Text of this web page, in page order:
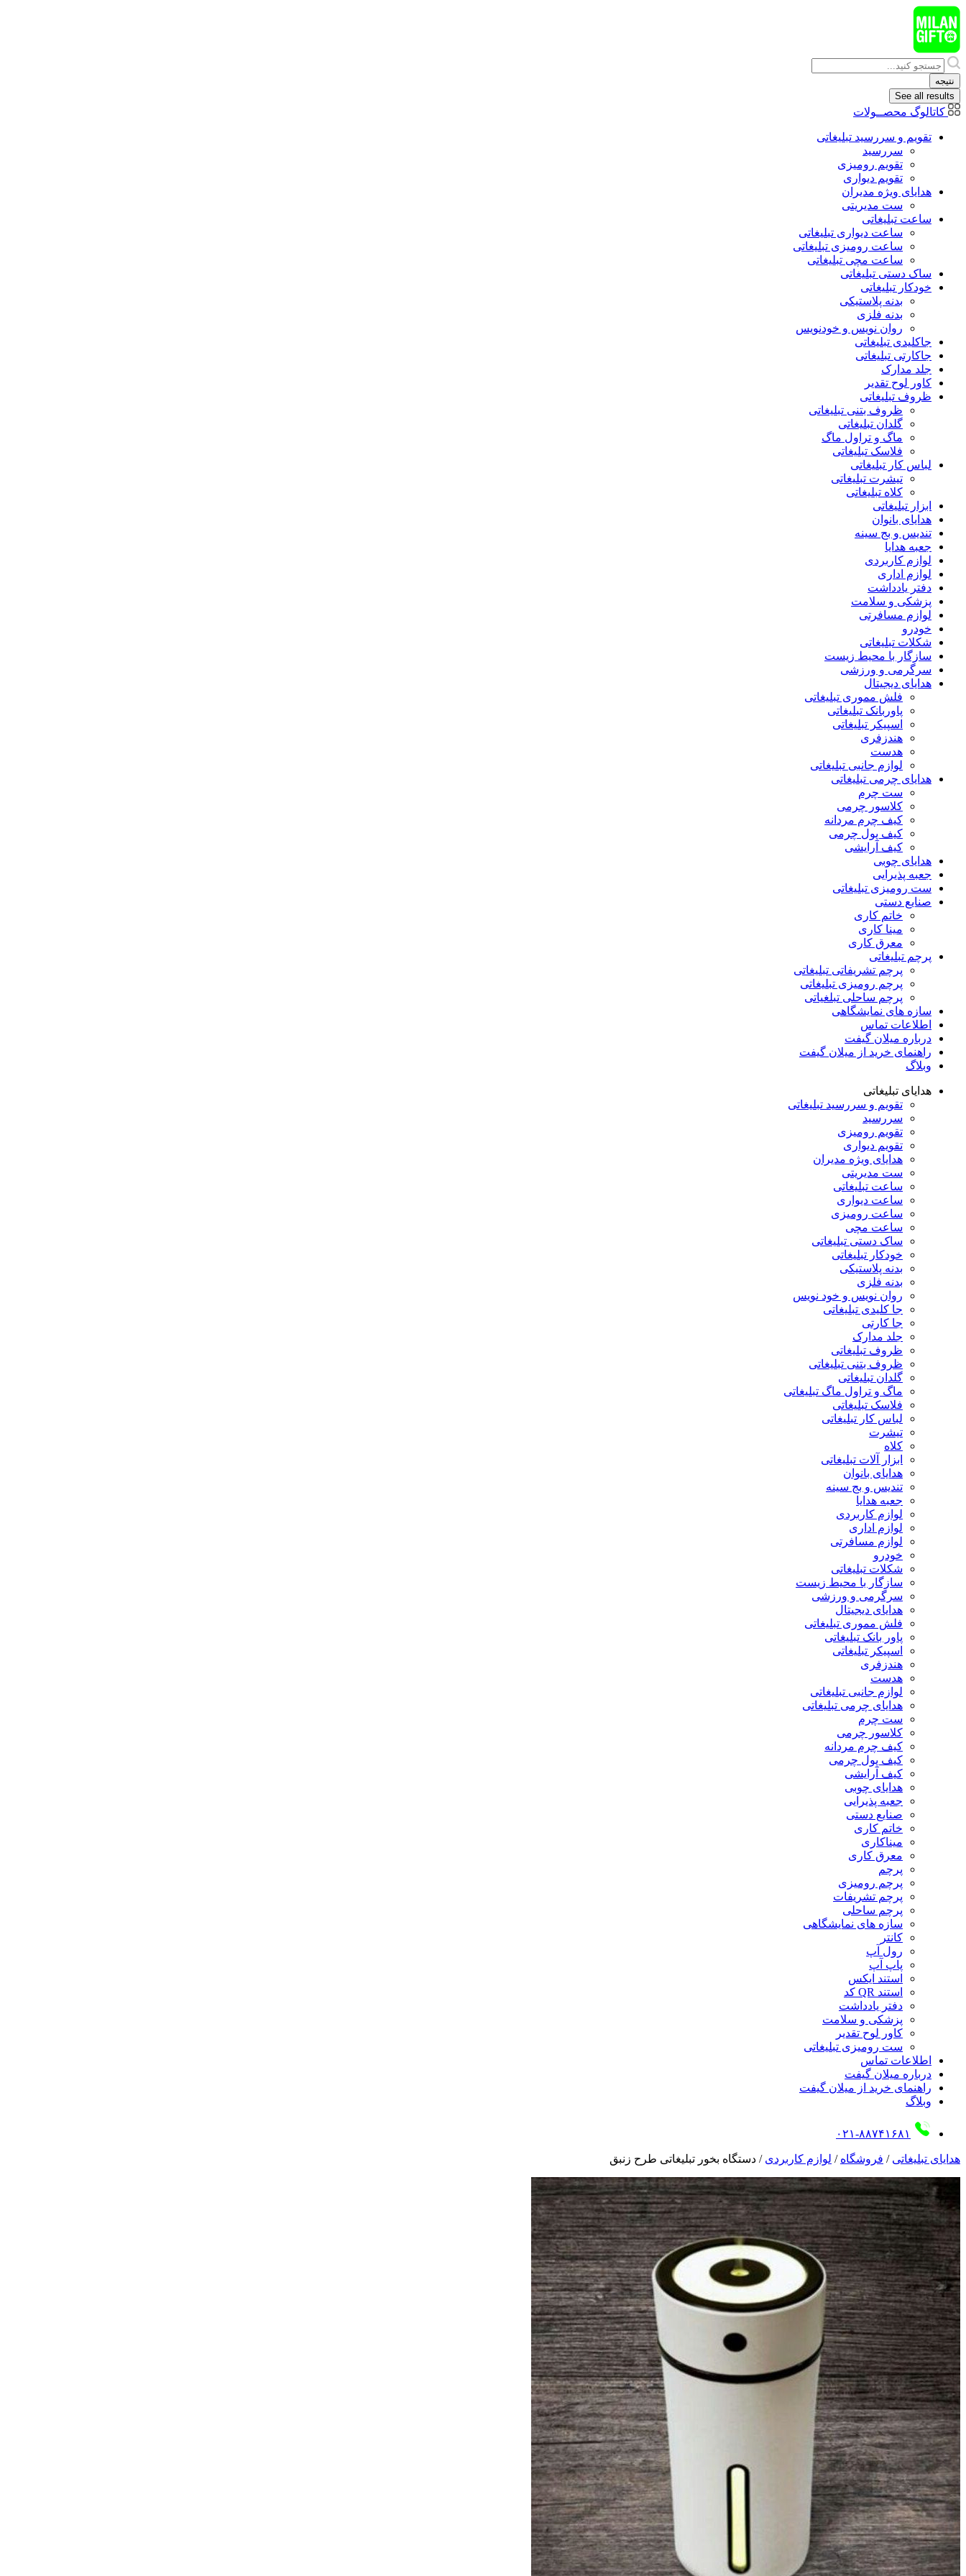
پرش
به
محتوا
Search
...
نتیجه
See all results
کاتالوگ محصــولات
تقویم و سررسید تبلیغاتی
سررسید
تقویم رومیزی
تقویم دیواری
هدایای ويژه مدیران
ست مدیریتی
ساعت تبلیغاتی
ساعت دیواری تبلیغاتی
ساعت رومیزی تبلیغاتی
ساعت مچی تبلیغاتی
ساک دستی تبلیغاتی
خودکار تبلیغاتی
بدنه پلاستیکی
بدنه فلزی
روان نویس و خودنویس
جاکلیدی تبلیغاتی
جاکارتی تبلیغاتی
جلد مدارک
کاور لوح تقدیر
ظروف تبلیغاتی
ظروف بتنی تبلیغاتی
گلدان تبلیغاتی
ماگ و تراول ماگ
فلاسک تبلیغاتی
لباس کار تبلیغاتی
تیشرت تبلیغاتی
کلاه تبلیغاتی
ابزار تبلیغاتی
هدایای بانوان
تندیس و بج سینه
جعبه هدایا
لوازم کاربردی
لوازم اداری
دفتر یادداشت
پزشکی و سلامت
لوازم مسافرتی
خودرو
شکلات تبلیغاتی
سازگار با محیط زیست
سرگرمی و ورزشی
هدایای دیجیتال
فلش مموری تبلیغاتی
پاوربانک تبلیغاتی
اسپیکر تبلیغاتی
هندزفری
هدست
لوازم جانبی تبلیغاتی
هدایای چرمی تبلیغاتی
ست چرم
کلاسور چرمی
کیف چرم مردانه
کیف پول چرمی
کیف آرایشی
هدایای چوبی
جعبه پذیرایی
ست رومیزی تبلیغاتی
صنایع دستی
خاتم کاری
مینا کاری
معرق کاری
پرچم تبلیغاتی
پرچم تشریفاتی تبلیغاتی
پرچم رومیزی تبلیغاتی
پرچم ساحلی تبلغیاتی
سازه های نمایشگاهی
اطلاعات تماس
درباره میلان گیفت
راهنمای خرید از میلان گیفت
وبلاگ
هدایای تبلیغاتی
تقویم و سررسید تبلیغاتی
سررسید
تقویم رومیزی
تقویم دیواری
هدایای ویژه مدیران
ست مدیریتی
ساعت تبلیغاتی
ساعت دیواری
ساعت رومیزی
ساعت مچی
ساک دستی تبلیغاتی
خودکار تبلیغاتی
بدنه پلاستیکی
بدنه فلزی
روان نویس و خود نویس
جا کلیدی تبلیغاتی
جا کارتی
جلد مدارک
ظروف تبلیغاتی
ظروف بتنی تبلیغاتی
گلدان تبلیغاتی
ماگ و تراول ماگ تبلیغاتی
فلاسک تبلیغاتی
لباس کار تبلیغاتی
تیشرت
کلاه
ابزار آلات تبلیغاتی
هدایای بانوان
تندیس و بج سینه
جعبه هدایا
لوازم کاربردی
لوازم اداری
لوازم مسافرتی
خودرو
شکلات تبلیغاتی
سازگار با محیط زیست
سرگرمی و ورزشی
هدایای دیجیتال
فلش مموری تبلیغاتی
پاور بانک تبلیغاتی
اسپیکر تبلیغاتی
هندزفری
هدست
لوازم جانبی تبلیغاتی
هدایای چرمی تبلیغاتی
ست چرم
کلاسور چرمی
کیف چرم مردانه
کیف پول چرمی
کیف آرایشی
هدایای چوبی
جعبه پذیرایی
صنایع دستی
خاتم کاری
میناکاری
معرق کاری
پرچم
پرچم رومیزی
پرچم تشریفات
پرچم ساحلی
سازه های نمایشگاهی
کانتر
رول آپ
پاپ آپ
استند ایکس
استند QR کد
دفتر یادداشت
پزشکی و سلامت
کاور لوح تقدیر
ست رومیزی تبلیغاتی
اطلاعات تماس
درباره میلان گیفت
راهنمای خرید از میلان گیفت
وبلاگ
۰۲۱-۸۸۷۴۱۶۸۱
هدایای تبلیغاتی / فروشگاه / لوازم کاربردی / دستگاه بخور تبلیغاتی طرح زنبق